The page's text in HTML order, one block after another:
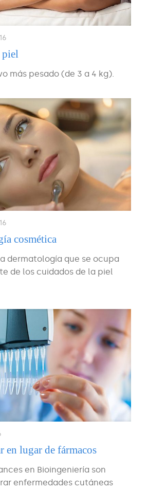
piel
más pesado (de 3 a 4 kg).
cosmética
dermatología que se ocupa
de los cuidados de la piel
en lugar de fármacos
en Bioingeniería son
enfermedades cutáneas